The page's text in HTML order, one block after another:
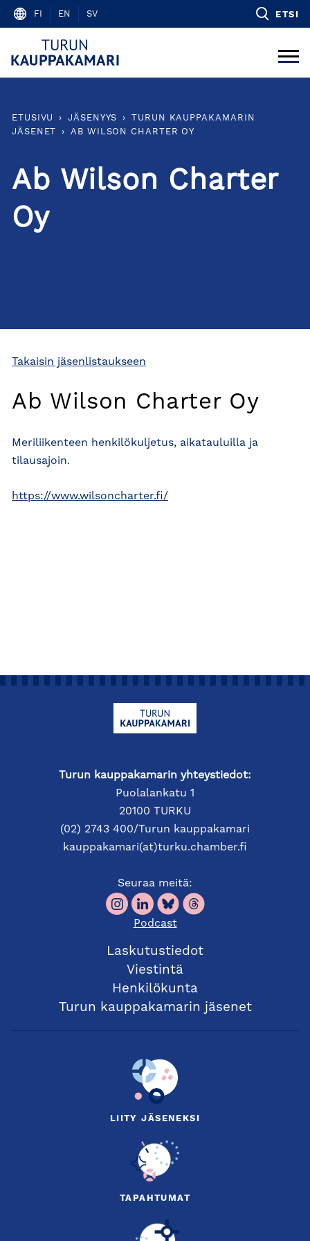
Skip
content
FI EN SV ETSI
ETUSIVU › JÄSENYYS ›
TURUN KAUPPAKAMARIN
JÄSENET
› AB WILSON CHARTER OY
Ab Wilson Charter
Oy
Takaisin jäsenlistaukseen
Ab Wilson Charter Oy
Meriliikenteen henkilökuljetus, aikatauluilla ja
tilausajoin.
https://www.wilsoncharter.fi/
Turun kauppakamarin yhteystiedot:
Puolalankatu 1
20100 TURKU
(02) 2743 400/Turun kauppakamari
kauppakamari(at)turku.chamber.fi
Seuraa meitä:
Podcast
Laskutustiedot
Viestintä
Henkilökunta
Turun kauppakamarin jäsenet
LIITY JÄSENEKSI
TAPAHTUMAT